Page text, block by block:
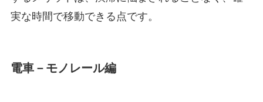
実な時間で移動できる点です。
電車－モノレール編